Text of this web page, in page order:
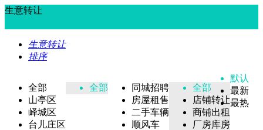
生意转让
生意转让
排序
全部
山亭区
峄城区
台儿庄区
全部
同城招聘
房屋租售
二手车辆
顺风车
全部
店铺转让
商铺出租
厂房库房
默认
最新
最热